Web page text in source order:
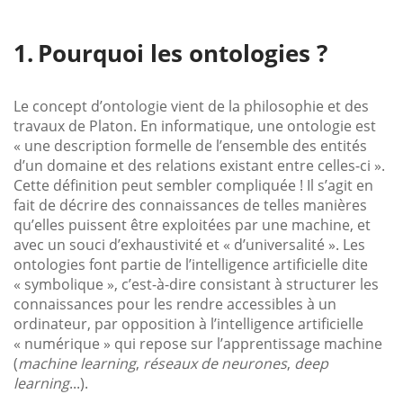
Pourquoi les ontologies ?
Le concept d’ontologie vient de la philosophie et des
travaux de Platon. En informatique, une ontologie est
« une description formelle de l’ensemble des entités
d’un domaine et des relations existant entre celles-ci ».
Cette définition peut sembler compliquée ! Il s’agit en
fait de décrire des connaissances de telles manières
qu’elles puissent être exploitées par une machine, et
avec un souci d’exhaustivité et « d’universalité ». Les
ontologies font partie de l’intelligence artificielle dite
« symbolique », c’est-à-dire consistant à structurer les
connaissances pour les rendre accessibles à un
ordinateur, par opposition à l’intelligence artificielle
« numérique » qui repose sur l’apprentissage machine
(machine learning, réseaux de neurones, deep
learning...).